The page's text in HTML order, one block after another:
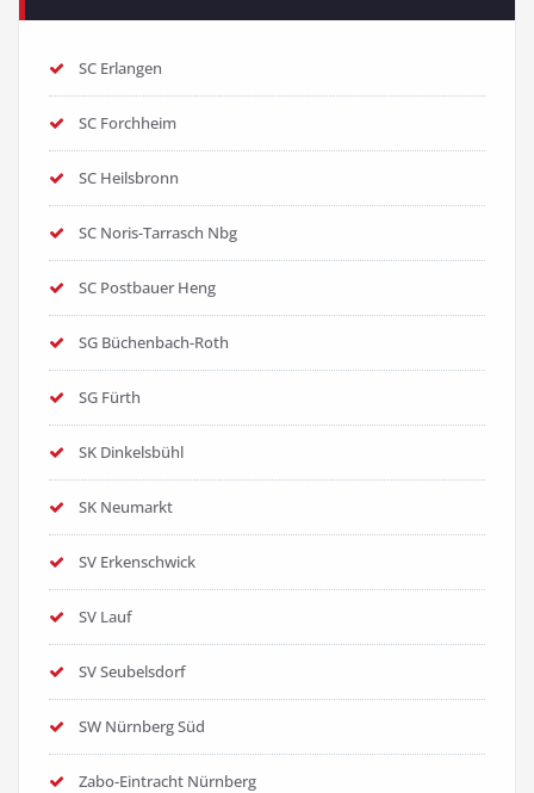
SC Erlangen
SC Forchheim
SC Heilsbronn
SC Noris-Tarrasch Nbg
SC Postbauer Heng
SG Büchenbach-Roth
SG Fürth
SK Dinkelsbühl
SK Neumarkt
SV Erkenschwick
SV Lauf
SV Seubelsdorf
SW Nürnberg Süd
Zabo-Eintracht Nürnberg